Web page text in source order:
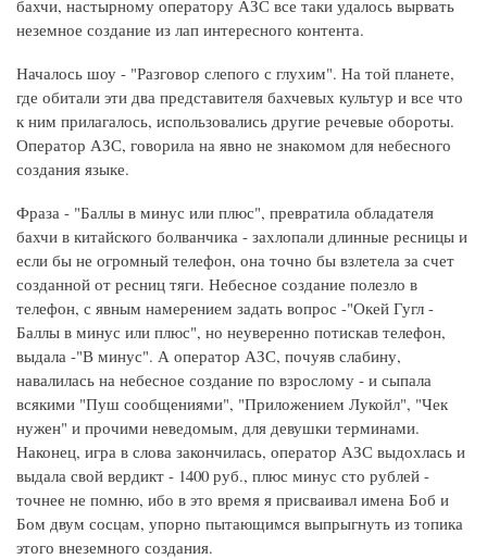
бахчи, настырному оператору АЗС все таки удалось вырвать
неземное создание из лап интересного контента.
Началось шоу - "Разговор слепого с глухим". На той планете,
где обитали эти два представителя бахчевых культур и все что
к ним прилагалось, использовались другие речевые обороты.
Оператор АЗС, говорила на явно не знакомом для небесного
создания языке.
Фраза - "Баллы в минус или плюс", превратила обладателя
бахчи в китайского болванчика - захлопали длинные ресницы и
если бы не огромный телефон, она точно бы взлетела за счет
созданной от ресниц тяги. Небесное создание полезло в
телефон, с явным намерением задать вопрос -"Окей Гугл -
Баллы в минус или плюс", но неуверенно потискав телефон,
выдала -"В минус". А оператор АЗС, почуяв слабину,
навалилась на небесное создание по взрослому - и сыпала
всякими "Пуш сообщениями", "Приложением Лукойл", "Чек
нужен" и прочими неведомым, для девушки терминами.
Наконец, игра в слова закончилась, оператор АЗС выдохлась и
выдала свой вердикт - 1400 руб., плюс минус сто рублей -
точнее не помню, ибо в это время я присваивал имена Боб и
Бом двум сосцам, упорно пытающимся выпрыгнуть из топика
этого внеземного создания.